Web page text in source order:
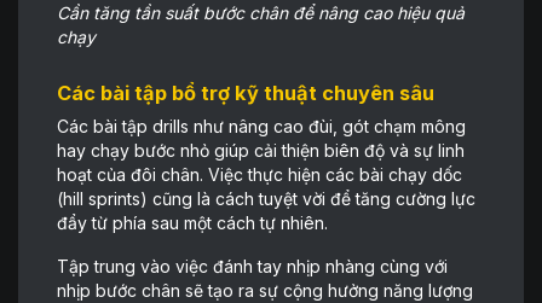
Cần tăng tần suất bước chân để nâng cao hiệu quả
chạy
Các bài tập bổ trợ kỹ thuật chuyên sâu
Các bài tập drills như nâng cao đùi, gót chạm mông
hay chạy bước nhỏ giúp cải thiện biên độ và sự linh
hoạt của đôi chân. Việc thực hiện các bài chạy dốc
(hill sprints) cũng là cách tuyệt vời để tăng cường lực
đẩy từ phía sau một cách tự nhiên.
Tập trung vào việc đánh tay nhịp nhàng cùng với
nhịp bước chân sẽ tạo ra sự cộng hưởng năng lượng